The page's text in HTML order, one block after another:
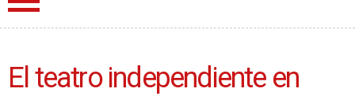
El teatro independiente en